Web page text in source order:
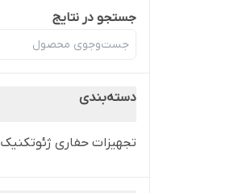
جستجو در نتایج
دسته‌بندی
تجهیزات حفاری ژئوتکنیک